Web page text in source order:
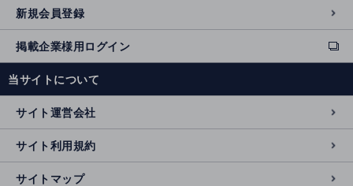
新規会員登録
掲載企業様用ログイン
ext
e
n
al
si
t
e
当サイトについて
サイト運営会社
サイト利用規約
サイトマップ